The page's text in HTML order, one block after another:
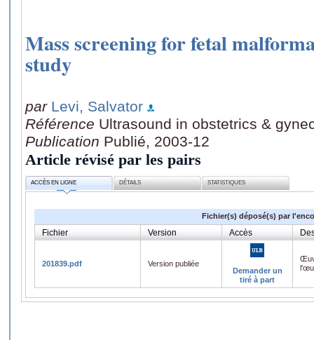
Mass screening for fetal
study
par Levi, Salvator
Référence Ultrasound in obstetrics &
Publication Publié, 2003-12
Article révisé par les pairs
ACCÈS EN LIGNE DÉTAILS STATISTIQUES
Fichier(s) déposé(s) par
Fichier Version Accès
201839.pdf
Version publiée
Demander un
tiré à part